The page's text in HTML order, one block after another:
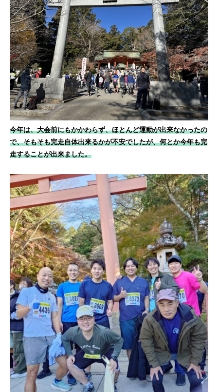
今年は、大会前にもかかわらず、ほとんど運動が出来なかったの
で、そもそも完走自体出来るかが不安でしたが、何とか今年も完
走することが出来ました。